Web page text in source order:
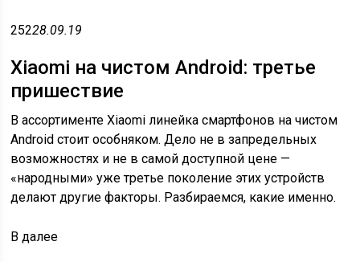
25228.09.19
Xiaomi на чистом Android: третье
пришествие
В ассортименте Xiaomi линейка смартфонов на чистом
Android стоит особняком. Дело не в запредельных
возможностях и не в самой доступной цене —
«народными» уже третье поколение этих устройств
делают другие факторы. Разбираемся, какие именно.
Вдалее